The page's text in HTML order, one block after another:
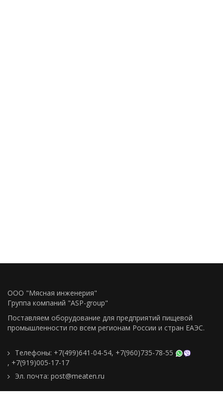
ООО "Мясная инженерия"
Группа компаний "ASP-group"
Поставляем оборудование для предприятий пищевой
промышленности по всем регионам Росcии и стран ЕАЭС.
Телефоны: +7(499)641-04-54, +7(960)735-78-55
, +7(919)005-17-17
Эл. почта: post@meaten.ru